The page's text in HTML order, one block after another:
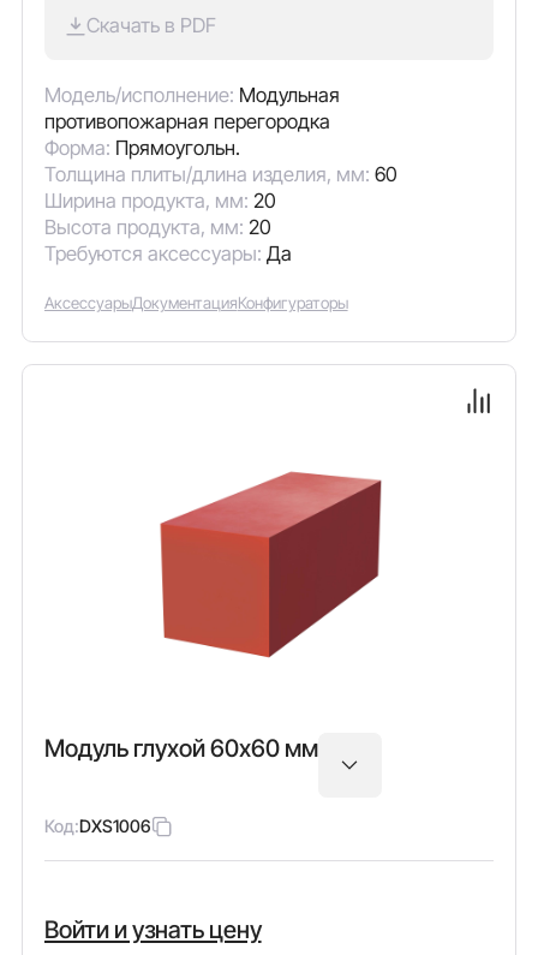
Скачать в PDF
Модель/исполнение: Модульная
противопожарная перегородка
Форма: Прямоугольн.
Толщина плиты/длина изделия, мм: 60
Ширина продукта, мм: 20
Высота продукта, мм: 20
Требуются аксессуары: Да
АксессуарыДокументацияКонфигураторы
Модуль глухой 60х60 мм
Код:DXS1006
Войти и узнать цену